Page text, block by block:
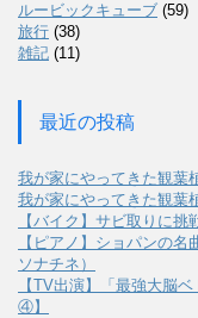
ルービックキューブ (59)
旅行 (38)
雑記 (11)
最近の投稿
我が家にやってきた観葉
我が家にやってきた観葉
【バイク】サビ取りに
【ピアノ】ショパンの
ソナチネ）
【TV出演】「最強大脳
④】